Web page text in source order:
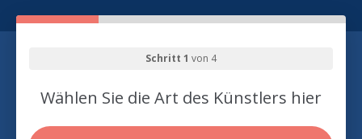
Schritt 1 von 4
Wählen Sie die Art des Künstlers hier